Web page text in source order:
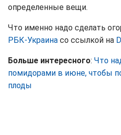
определенные вещи.
Что именно надо сделать
РБК-Украина со ссылкой на
Больше интересного: Что
помидорами в июне, чтобы
плоды